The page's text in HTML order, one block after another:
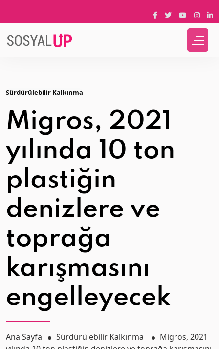
Sürdürülebilir Kalkınma
Migros, 2021
yılında 10 ton
plastiğin
denizlere ve
toprağa
karışmasını
engelleyecek
Ana Sayfa Sürdürülebilir Kalkınma
Migros, 2021